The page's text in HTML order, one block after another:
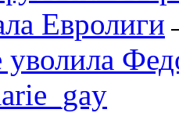
Евролиги